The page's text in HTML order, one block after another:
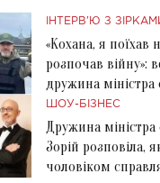
ІНТЕРВ'Ю З
«Кохана, я поїхав
розпочав війну»:
дружина
Зорій
ШОУ-БІЗНЕС
Дружина
Зорій розповіла,
чоловіком